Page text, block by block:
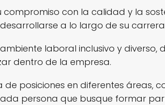
compromiso con la calidad y la
a lo largo de su
laboral inclusivo y
dentro de la empresa.
posiciones en diferentes áreas,
persona que busque formar